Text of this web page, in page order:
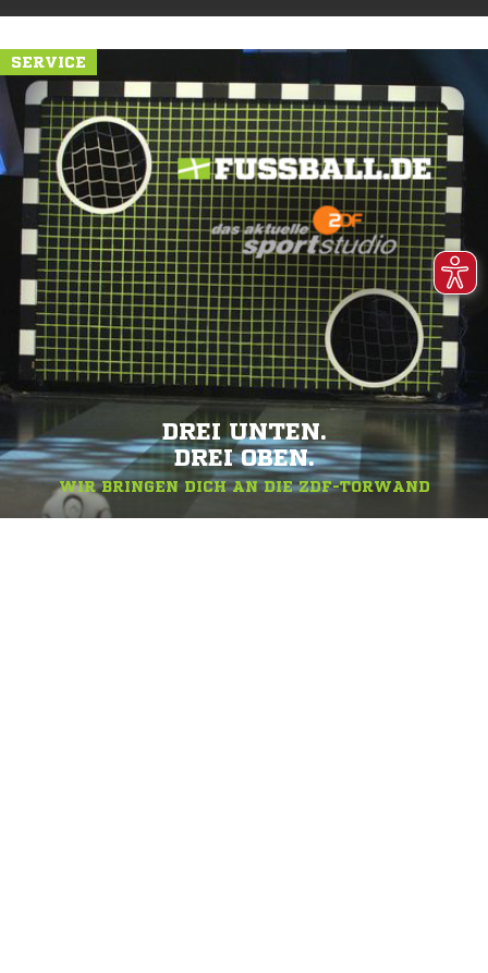
SERVICE
DREI UNTEN.
DREI OBEN.
WIR BRINGEN DICH AN DIE ZDF-TORWAND